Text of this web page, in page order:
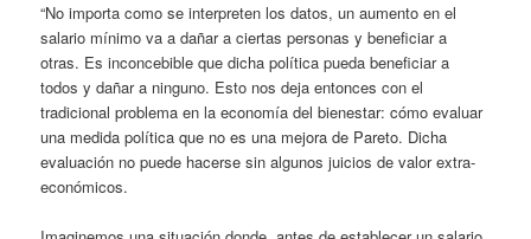
“No importa como se interpreten los datos, un aumento en el
salario mínimo va a dañar a ciertas personas y beneficiar a
otras. Es inconcebible que dicha política pueda beneficiar a
todos y dañar a ninguno. Esto nos deja entonces con el
tradicional problema en la economía del bienestar: cómo evaluar
una medida política que no es una mejora de Pareto. Dicha
evaluación no puede hacerse sin algunos juicios de valor extra-
económicos.